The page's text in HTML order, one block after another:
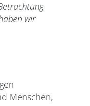
wir
Menschen,